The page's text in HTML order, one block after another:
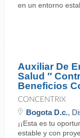
en un entorno
Auxiliar De
Salud ″
Beneficios
CONCENTRIX
Bogota D.c.,
¡¡Esta es tu
estable y con